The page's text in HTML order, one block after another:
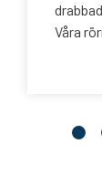
Våra